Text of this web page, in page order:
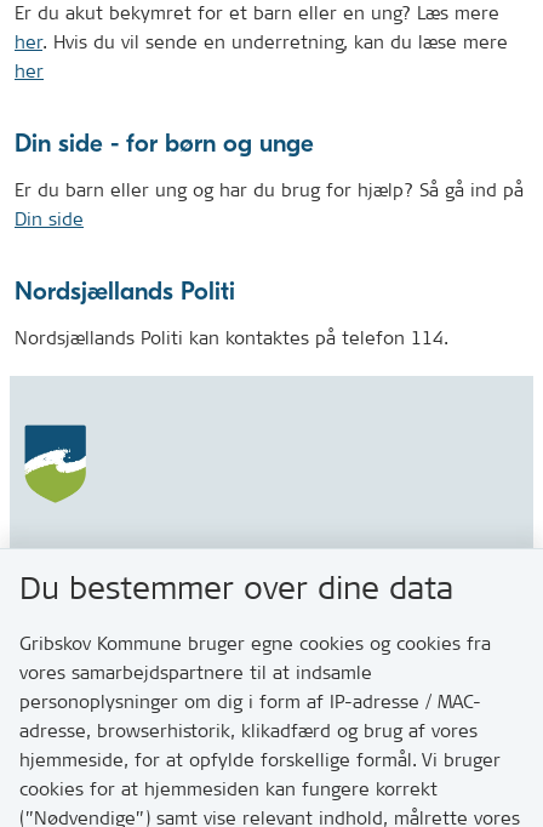
Er du akut bekymret for et barn eller en ung? Læs mere
her. Hvis du vil sende en underretning, kan du læse mere
her
Din side - for børn og unge
Er du barn eller ung og har du brug for hjælp? Så gå ind på
Din side
Nordsjællands Politi
Nordsjællands Politi kan kontaktes på telefon 114.
Gribskov Kommune
Rådhusvej 3
3200 Helsinge
Kontakt
Skriv til os via Digital Post
Har du brug for at komme i kontakt med os? Se her
hvordan
Du bestemmer over dine data
Gribskov Kommune bruger egne cookies og cookies fra
vores samarbejdspartnere til at indsamle
personoplysninger om dig i form af IP-adresse / MAC-
adresse, browserhistorik, klikadfærd og brug af vores
hjemmeside, for at opfylde forskellige formål. Vi bruger
cookies for at hjemmesiden kan fungere korrekt
(”Nødvendige”) samt vise relevant indhold, målrette vores